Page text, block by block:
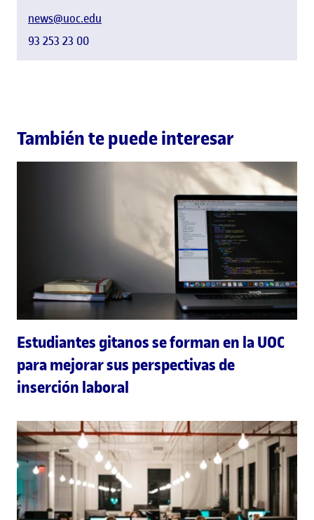
news@uoc.edu
93 253 23 00
También te puede interesar
Estudiantes gitanos se forman en la UOC
para mejorar sus perspectivas de
inserción laboral